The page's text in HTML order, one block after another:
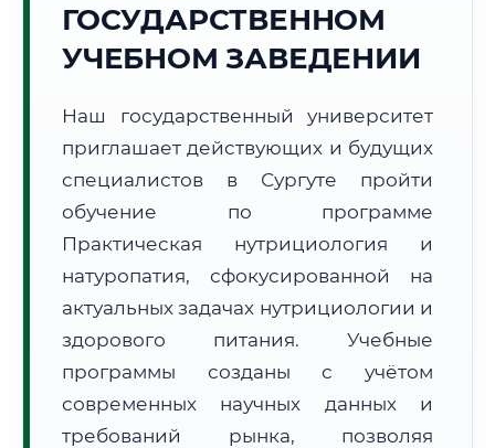
📍 Региональная справка
Субъект:
ХМАО - Югра
Почтовые индексы:
628400–628499
Часовой пояс:
МСК+2 (UTC+5)
Формат учебы:
Дистанционно
🗺️ Зона обслуживания: г. Сургут
Расчет логистики оригиналов:
• Маршрут транзита:
• Экспресс-доставка СДЭК / Почтой:1–2 рабочих дня
ГОСУДАРСТВЕННОМ
УЧЕБНОМ ЗАВЕДЕНИИ
Наш государственный университет
приглашает действующих и будущих
специалистов в Сургуте пройти
обучение по программе
Практическая нутрициология и
натуропатия, сфокусированной на
актуальных задачах нутрициологии и
здорового питания. Учебные
программы созданы с учётом
современных научных данных и
требований рынка, позволяя